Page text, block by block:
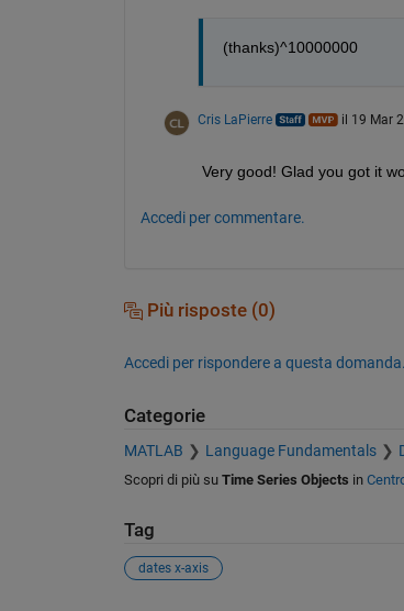
(thanks)^10000000
Cris LaPierre il 19 Mar
Very good! Glad you got it
Accedi per commentare.
Più risposte (0)
Accedi per rispondere a questa domanda.
Categorie
MATLAB Language Fundamentals
Scopri di più su Time Series Objects in
Tag
dates x-axis